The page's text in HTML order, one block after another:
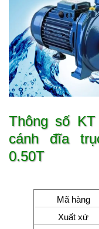
Thông số
cánh đĩa
0.50T
Mã hàng
Xuất xứ